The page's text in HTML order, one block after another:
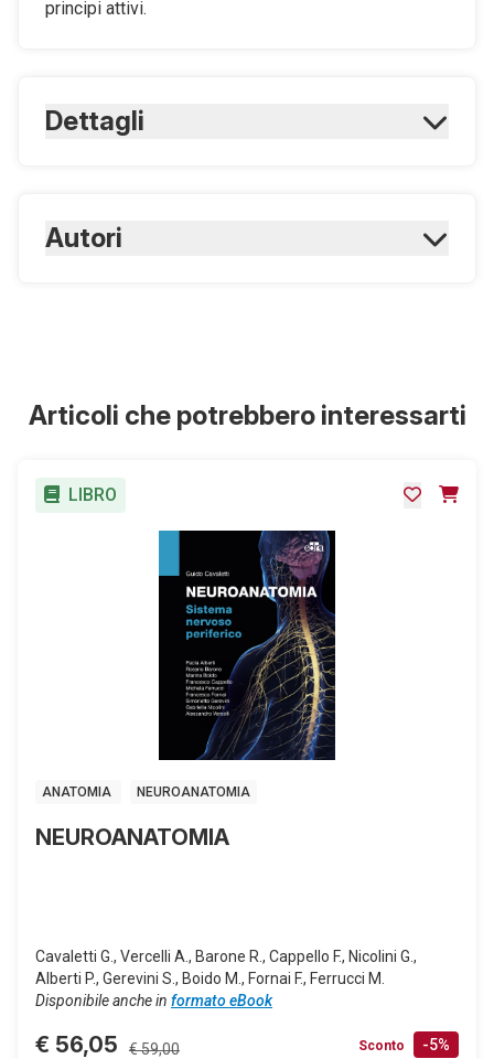
principi attivi.
Dettagli
ISBN Digitale:
Autori
Articoli che potrebbero interessarti
LIBRO
ANATOMIA NEUROANATOMIA
NEUROANATOMIA
Cavaletti G., Vercelli A., Barone R., Cappello F., Nicolini G.,
Alberti P., Gerevini S., Boido M., Fornai F., Ferrucci M.
Disponibile anche in formato eBook
€ 56,05 € 59,00 Sconto -5%